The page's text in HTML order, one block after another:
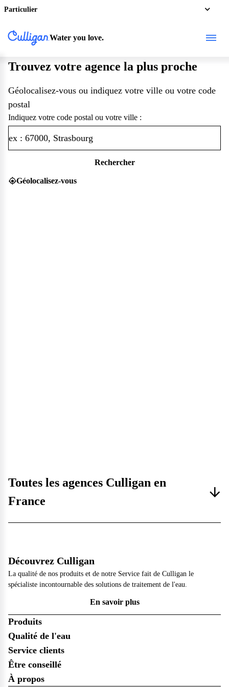
Particulier
Water you love.
Trouvez votre agence la plus proche
Géolocalisez-vous ou indiquez votre ville ou votre code
postal
Indiquez votre code postal ou votre ville :
Rechercher
Géolocalisez-vous
Toutes les agences Culligan en
France
Découvrez Culligan
La qualité de nos produits et de notre Service fait de Culligan le
spécialiste incontournable des solutions de traitement de l'eau.
En savoir plus
Produits
Qualité de l'eau
Service clients
Être conseillé
À propos
Consulter notre FAQ
Contactez notre service client